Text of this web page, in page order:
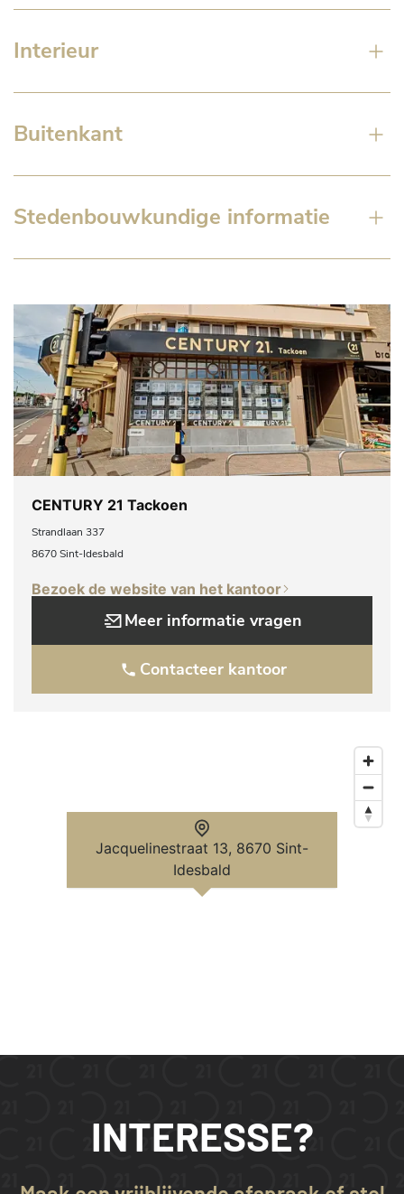
Interieur
Buitenkant
Stedenbouwkundige informatie
CENTURY 21 Tackoen
Strandlaan 337
8670 Sint-Idesbald
Bezoek de website van het kantoor
Meer informatie vragen
Contacteer kantoor
Jacquelinestraat 13, 8670 Sint-
Idesbald
INTERESSE?